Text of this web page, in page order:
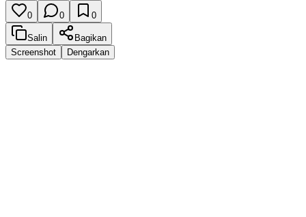
0 0 0
Salin
Bagikan
Screenshot
Dengarkan